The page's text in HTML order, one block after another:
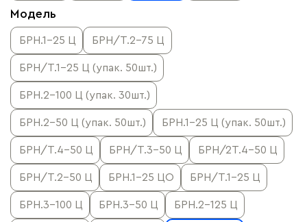
Модель
БРН.1-25 Ц БРН/Т.2-75 Ц
БРН/Т.1-25 Ц (упак. 50шт.)
БРН.2-100 Ц (упак. 30шт.)
БРН.2-50 Ц (упак. 50шт.) БРН.1-25 Ц (упак. 50шт.)
БРН/Т.4-50 Ц БРН/Т.3-50 Ц БРН/2Т.4-50 Ц
БРН/Т.2-50 Ц БРН.1-25 ЦО БРН/Т.1-25 Ц
БРН.3-100 Ц БРН.3-50 Ц БРН.2-125 Ц